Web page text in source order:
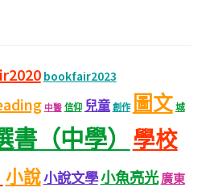
bookfair2023
中醫 信仰 兒童 創作 圖文 城
書（中學）
學校
小說小說文學小魚亮光 廣東